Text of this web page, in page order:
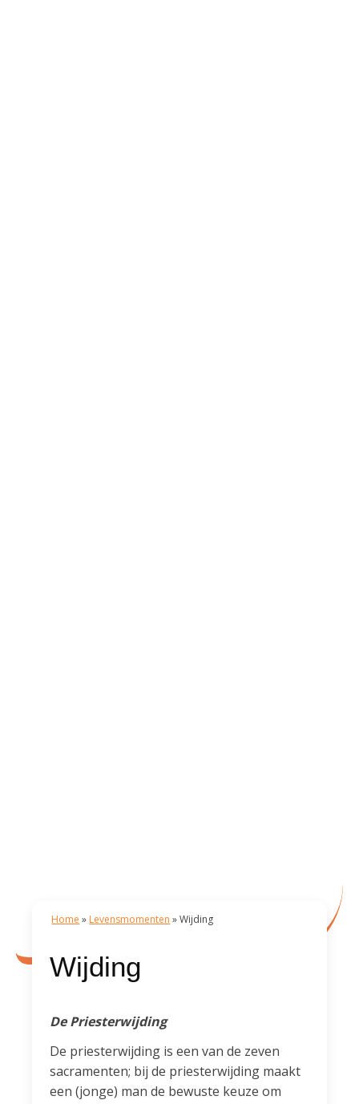
Wijding
Home » Levensmomenten »Wijding
De Priesterwijding
De priesterwijding is een van de zeven
sacramenten; bij de priesterwijding maakt
een (jonge) man de bewuste keuze om